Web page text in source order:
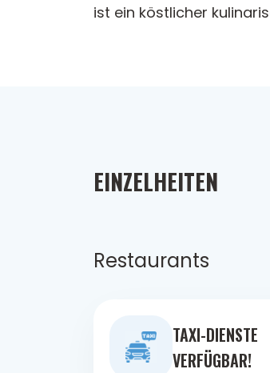
ist ein köstlicher
EINZELHEITEN
Restaurants
TAXI-DIENSTE
VERFÜGBAR!